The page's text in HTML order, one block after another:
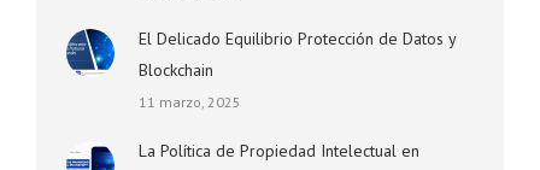
El Delicado Equilibrio Protección de Datos y
Blockchain
11 marzo, 2025
La Política de Propiedad Intelectual en